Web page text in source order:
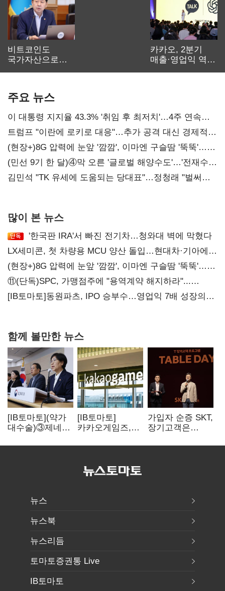
비트코인도
국가자산으로…'
카카오, 2분기
매출·영업익 역대
주요 뉴스
이 대통령 지지율 43.3% '취임 후 최저치'…4주 연속
'하락'
트럼프 "이란에 로키로 대응"…추가 공격 대신 경제적
압박 시사
(현장+)8G 압력에 눈앞 '깜깜', 이마엔 구슬땀 '뚝뚝'…
화려한 에어쇼 뒤 땀방울
(민선 9기 한 달)④막 오른 '글로벌 해양수도'…'전재수
리더십' 시험대
김민석 "TK 유세에 도움되는 당대표"…정청래 "벌써
많이 본 뉴스
'한국판 IRA'서 빠진 전기차…청와대 벽에 막혔다
LX세미콘, 첫 차량용 MCU 양산 돌입…현대차·기아에
공급
(현장+)8G 압력에 눈앞 '깜깜', 이마엔 구슬땀 '뚝뚝'…
화려한 에어쇼 뒤 땀방울
⑪(단독)SPC, 가맹점주에 "용역계약 해지하라"...
내팽개친 '사회적합의'
[IB토마토]동원파츠, IPO 승부수…영업익 7배 성장의
함께 볼만한 뉴스
[IB토마토](약가
대수술)③제네릭
'뚝'…등재전략
[IB토마토]
카카오게임즈,
80억 지원…웹3
가입자 순증 SKT,
장기고객은
챙긴다
뉴스
뉴스북
뉴스리듬
토마토증권통 Live
IB토마토